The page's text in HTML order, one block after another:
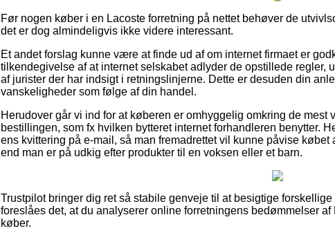
Før nogen køber i en Lacoste forretning på nettet behøver de
det er dog almindeligvis ikke videre interessant.
Et andet forslag kunne være at finde ud af om internet firmaet er
tilkendegivelse af at internet selskabet adlyder de opstillede regler,
af jurister der har indsigt i retningslinjerne. Dette er desuden din
vanskeligheder som følge af din handel.
Herudover går vi ind for at køberen er omhyggelig omkring de
bestillingen, som fx hvilken bytteret internet forhandleren benytter.
ens kvittering på e-mail, så man fremadrettet vil kunne påvise
end man er på udkig efter produkter til en voksen eller et barn.
Trustpilot bringer dig ret så stabile genveje til at besigtige
foreslåes det, at du analyserer online forretningens bedømmelser
køber.